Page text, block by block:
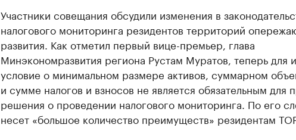
Участники совещания обсудили изменения в
налогового мониторинга резидентов территорий
развития. Как отметил первый вице-премьер, глава
Минэкономразвития региона Рустам Муратов, теперь для
условие о минимальном размере активов, суммарном
и сумме налогов и взносов не является обязательным для
решения о проведении налогового мониторинга. По его
несет «большое количество преимуществ» резидентам